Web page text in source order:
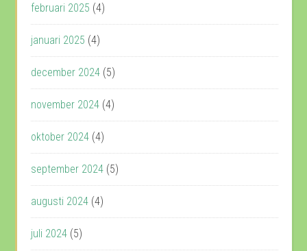
februari 2025 (4)
januari 2025 (4)
december 2024 (5)
november 2024 (4)
oktober 2024 (4)
september 2024 (5)
augusti 2024 (4)
juli 2024 (5)